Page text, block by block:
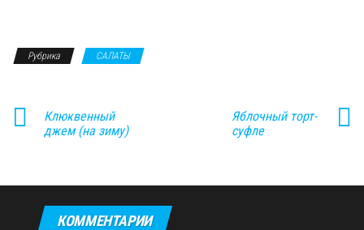
Рубрика САЛАТЫ
Клюквенный
джем (на зиму)
Яблочный торт-
суфле
КОММЕНТАРИИ